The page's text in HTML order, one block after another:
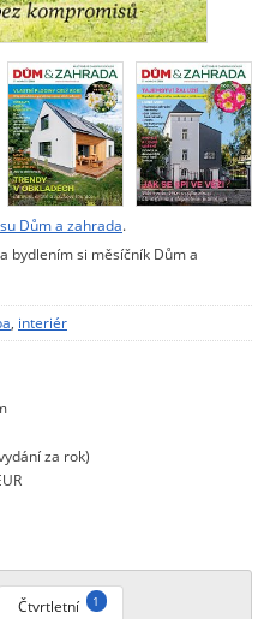
Dům a zahrada.
bydlením si měsíčník Dům a
, interiér
za rok)
Čtvrtletní 1